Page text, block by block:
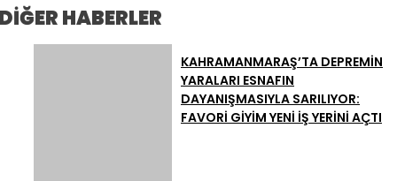
Yıkım Kararlarında
Vatandaşa Bedel
Ödetilemez”
HABERLER
KAHRAMANMARAŞ’TA DEPREMİN
YARALARI ESNAFIN
DAYANIŞMASIYLA SARILIYOR:
FAVORİ GİYİM YENİ İŞ YERİNİ AÇTI